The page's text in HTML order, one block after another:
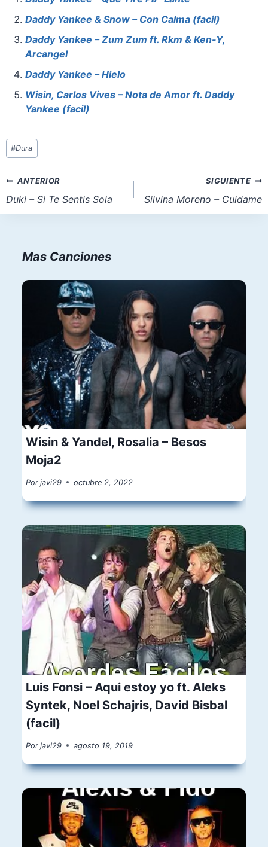
b
o
o
k
st A
p
d
o
Daddy Yankee & Snow – Con Calma (facil)
Daddy Yankee – Zum Zum ft. Rkm & Ken-Y,
Arcangel
Daddy Yankee – Hielo
Wisin, Carlos Vives – Nota de Amor ft. Daddy
Yankee (facil)
Etiquetas
de
entrada:
#Dura
Navegación
de
entradas
ANTERIOR
Duki – Si Te Sentis Sola
SIGUIENTE
Silvina Moreno – Cuidame
Mas Canciones
Wisin & Yandel, Rosalia – Besos
Moja2
Por javi29 octubre 2, 2022
Luis Fonsi – Aqui estoy yo ft. Aleks
Syntek, Noel Schajris, David Bisbal
(facil)
Por javi29 agosto 19, 2019